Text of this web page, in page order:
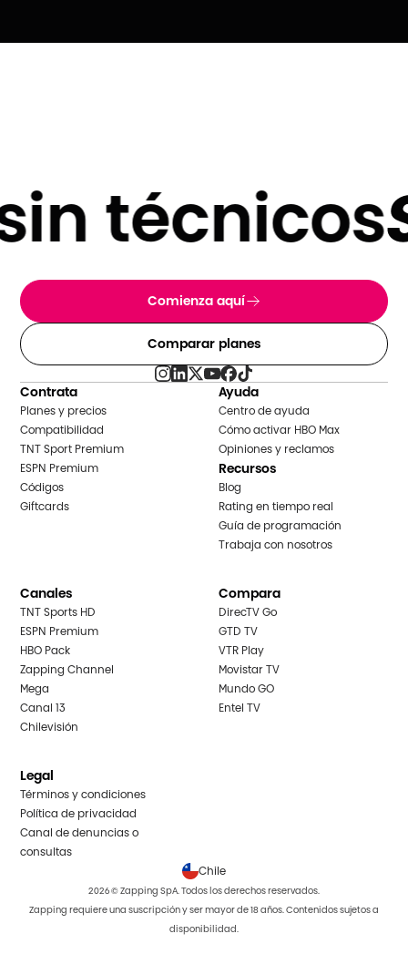
técnicos
Comienza aquí
Comparar planes
Contrata
Planes y precios
Compatibilidad
TNT Sport Premium
ESPN Premium
Códigos
Giftcards
Ayuda
Centro de ayuda
Cómo activar HBO Max
Opiniones y reclamos
Recursos
Blog
Rating en tiempo real
Guía de programación
Trabaja con nosotros
Canales
TNT Sports HD
ESPN Premium
HBO Pack
Zapping Channel
Mega
Canal 13
Chilevisión
Compara
DirecTV Go
GTD TV
VTR Play
Movistar TV
Mundo GO
Entel TV
Legal
Términos y condiciones
Política de privacidad
Canal de denuncias o
consultas
Chile
2026 © Zapping SpA. Todos los derechos reservados.
Zapping requiere una suscripción y ser mayor de 18 años. Contenidos sujetos a
disponibilidad.